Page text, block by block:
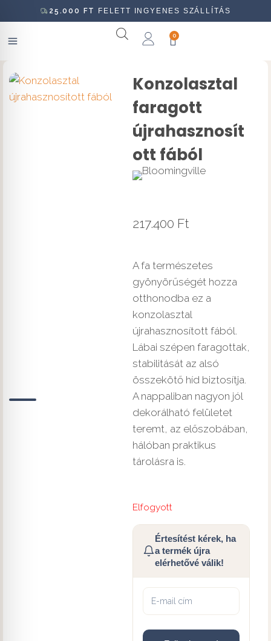
25.000 FT FELETT INGYENES SZÁLLÍTÁS
0
Konzolasztal
faragott
újrahasznosít
ott fából
217.400 Ft
A fa természetes
gyönyörűségét hozza
otthonodba ez a
konzolasztal
újrahasznosított fából.
Lábai szépen faragottak,
stabilitását az alsó
összekötő híd biztosítja.
A nappaliban nagyon jól
dekorálható felületet
teremt, az előszobában,
hálóban praktikus
tárolásra is.
Elfogyott
Értesítést kérek, ha
a termék újra
elérhetővé válik!